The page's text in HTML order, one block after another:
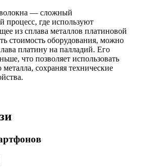
— сложный
процесс, где используют
из сплава металлов платиновой
стоимость оборудования, можно
платину на палладий. Его
что позволяет использовать
сохраняя технические